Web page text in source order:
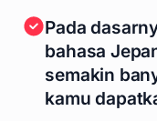
Pada
bahasa
semakin
kamu